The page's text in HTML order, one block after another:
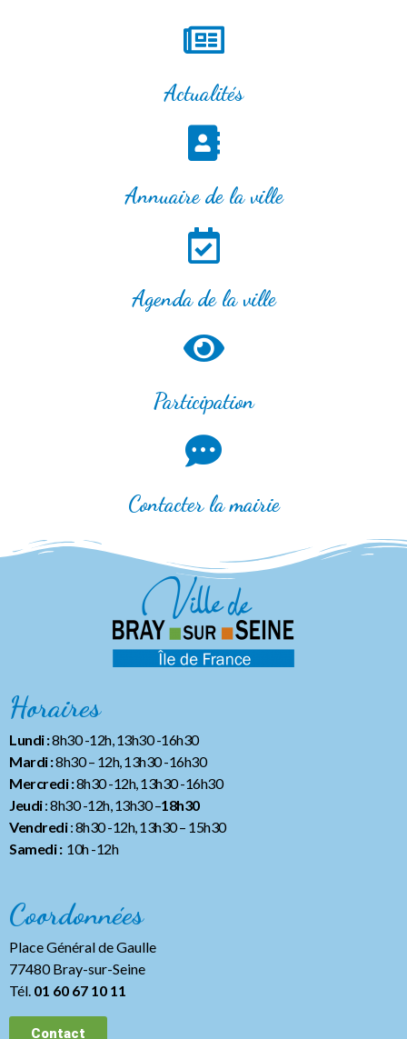
Actualités
Annuaire de la ville
Agenda de la ville
Participation
Contacter la mairie
Horaires
Lundi :8h30 -12h, 13h30 -16h30
Mardi :8h30 – 12h, 13h30 -16h30
Mercredi :8h30 -12h, 13h30 -16h30
Jeudi: 8h30 -12h, 13h30 –18h30
Vendredi: 8h30 -12h, 13h30– 15h30
Samedi :10h -12h
Coordonnées
Place Général de Gaulle
77480 Bray-sur-Seine
Tél. 01 60 67 10 11
Contact